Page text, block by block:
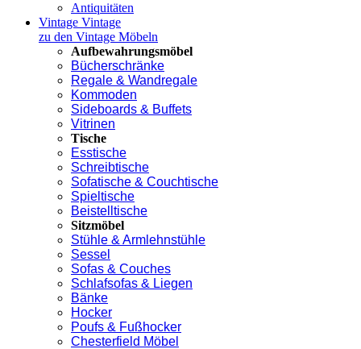
Antiquitäten
Vintage Vintage
zu den Vintage Möbeln
Aufbewahrungsmöbel
Bücherschränke
Regale & Wandregale
Kommoden
Sideboards & Buffets
Vitrinen
Tische
Esstische
Schreibtische
Sofatische & Couchtische
Spieltische
Beistelltische
Sitzmöbel
Stühle & Armlehnstühle
Sessel
Sofas & Couches
Schlafsofas & Liegen
Bänke
Hocker
Poufs & Fußhocker
Chesterfield Möbel